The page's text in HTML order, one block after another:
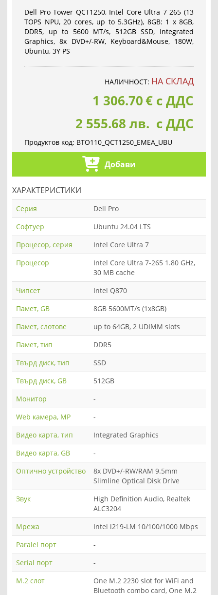
Dell Pro Tower QCT1250, Intel Core Ultra 7 265 (13
TOPS NPU, 20 cores, up to 5.3GHz), 8GB: 1 x 8GB,
DDR5, up to 5600 MT/s, 512GB SSD, Integrated
Graphics, 8x DVD+/-RW, Keyboard&Mouse, 180W,
Ubuntu, 3Y PS
НАЛИЧНОСТ: НА СКЛАД
1 306.70€ с ДДС
2 555.68 лв. с ДДС
Продуктов код: BTO110_QCT1250_EMEA_UBU
Добави
ХАРАКТЕРИСТИКИ
Серия
Dell Pro
Софтуер
Ubuntu 24.04 LTS
Процесор, серия
Intel Core Ultra 7
Процесор
Intel Core Ultra 7-265 1.80 GHz,
30 MB cache
Чипсет
Intel Q870
Памет, GB
8GB 5600MT/s (1x8GB)
Памет, слотове
up to 64GB, 2 UDIMM slots
Памет, тип
DDR5
Твърд диск, тип
SSD
Твърд диск, GB
512GB
Монитор
-
Web камера, MP
-
Видео карта, тип
Integrated Graphics
Видео карта, GB
-
Оптично устройство
8x DVD+/-RW/RAM 9.5mm
Slimline Optical Disk Drive
Звук
High Definition Audio, Realtek
ALC3204
Мрежа
Intel i219-LM 10/100/1000 Mbps
Paralel порт
-
Serial порт
-
M.2 слот
One M.2 2230 slot for WiFi and
Bluetooth combo card, One M.2